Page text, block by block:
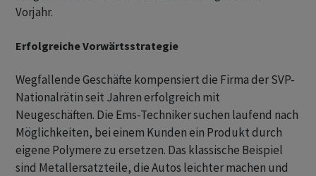
Vorjahr.
Erfolgreiche Vorwärtsstrategie
Wegfallende Geschäfte kompensiert die Firma der SVP-
Nationalrätin seit Jahren erfolgreich mit
Neugeschäften. Die Ems-Techniker suchen laufend nach
Möglichkeiten, bei einem Kunden ein Produkt durch
eigene Polymere zu ersetzen. Das klassische Beispiel
sind Metallersatzteile, die Autos leichter machen und